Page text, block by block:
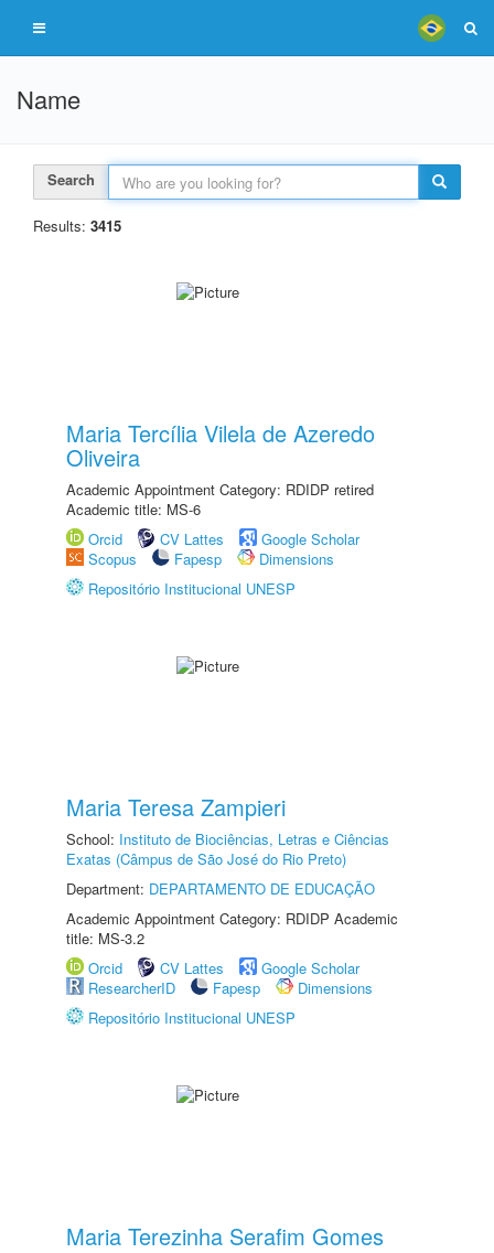
Name
Search
Results: 3415
Maria Tercília Vilela de Azeredo
Oliveira
Academic Appointment Category: RDIDP retired
Academic title: MS-6
Orcid
CV Lattes
Google Scholar
Scopus
Fapesp
Dimensions
Repositório Institucional UNESP
Maria Teresa Zampieri
School: Instituto de Biociências, Letras e Ciências
Exatas (Câmpus de São José do Rio Preto)
Department: DEPARTAMENTO DE EDUCAÇÃO
Academic Appointment Category: RDIDP Academic
title: MS-3.2
Orcid
CV Lattes
Google Scholar
ResearcherID
Fapesp
Dimensions
Repositório Institucional UNESP
Maria Terezinha Serafim Gomes